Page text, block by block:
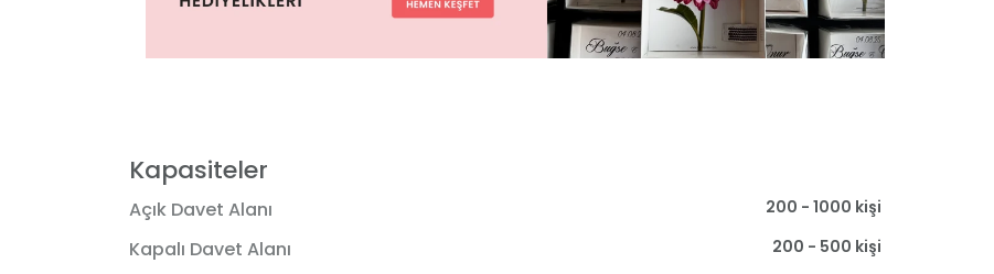
Kapasiteler
Açık Davet Alanı 200 - 1000 kişi
Kapalı Davet Alanı 200 - 500 kişi